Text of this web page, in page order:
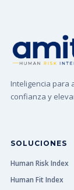
Inteligencia para
confianza y
SOLUCIONES
Human Risk Index
Human Fit Index